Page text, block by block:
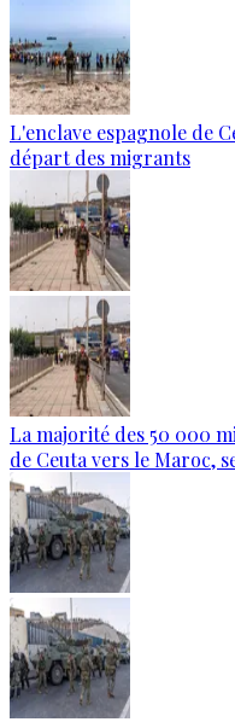
L'enclave espagnole de
départ des migrants
La majorité des 50 000
de Ceuta vers le Maroc,